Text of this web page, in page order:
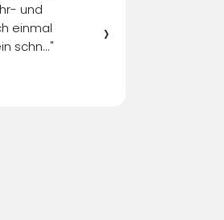
und
einmal
schn..."
›